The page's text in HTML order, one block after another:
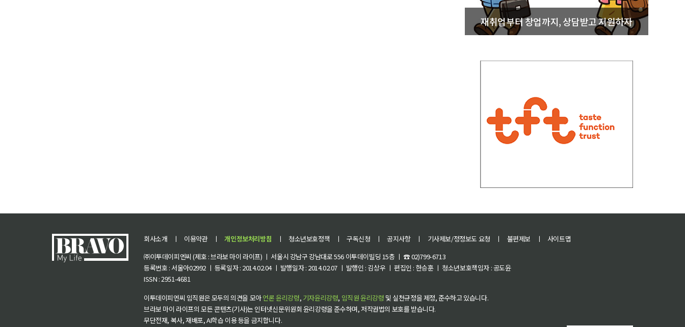
재취업부터 창업까지, 상담받고 지원하자
회사소개 ㅣ 이용약관 ㅣ 개인정보처리방침 ㅣ 청소년보호정책 ㅣ 구독신청 ㅣ 공지사항 ㅣ 기사제보/정정보도 요청 ㅣ 불편제보 ㅣ
사이트맵
㈜이투데이피엔씨 (제호 : 브라보 마이 라이프) ㅣ 서울시 강남구 강남대로 556 이투데이빌딩 15층 ㅣ ☎ 02)799-6713
등록번호 : 서울아02992 ㅣ 등록일자 : 2014.02.04 ㅣ 발행일자 : 2014.02.07 ㅣ 발행인 : 김상우 ㅣ 편집인 : 한승훈 ㅣ 청소년보호책임자 : 공도윤
ISSN : 2951-4681
이투데이피엔씨 임직원은 모두의 의견을 모아언론 윤리강령, 기자윤리강령, 임직원 윤리강령 및 실천규정을 제정, 준수하고 있습니다.
브라보 마이 라이프의 모든 콘텐츠(기사)는 인터넷신문위원회 윤리강령을 준수하며, 저작권법의 보호를 받습니다.
무단전재, 복사, 재배포, AI학습 이용 등을 금지합니다.